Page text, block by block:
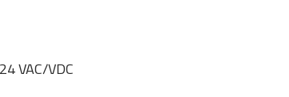
VAC/VDC